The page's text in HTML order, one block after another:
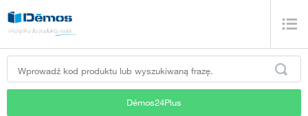
Démos24Plus